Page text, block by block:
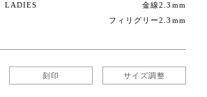
LADIES
金線2.3mm
フィリグリー2.3mm
刻印 サイズ調整